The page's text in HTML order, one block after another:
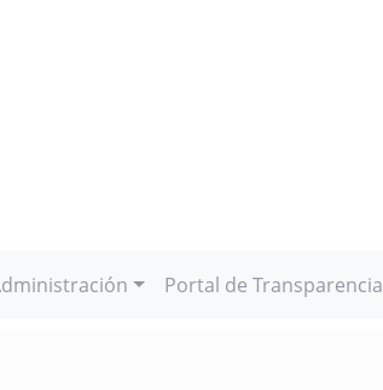
Portal de Transparencia